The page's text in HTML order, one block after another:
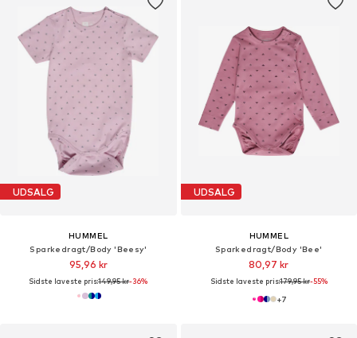
UDSALG
HUMMEL
Sparkedragt/Body 'Beesy'
95,96 kr
Sidste laveste pris:149,95 kr-36%
UDSALG
HUMMEL
Sparkedragt/Body 'Bee'
80,97 kr
Sidste laveste pris:179,95 kr-55%
+7